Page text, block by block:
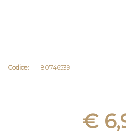
Codice: 80746539
€